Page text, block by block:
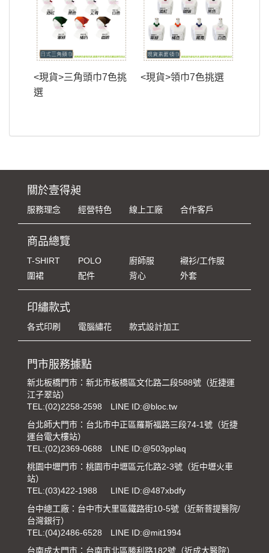
<現貨>三角頭巾7色挑
選
<現貨>領巾7色挑選
關於壹得昶
服務理念 經營特色 線上工廠 合作客戶
商品總覽
T-SHIRT POLO 廚師服
襯衫/工作服
圍裙
配件 背心 外套
印繡款式
各式印刷 電腦繡花 款式設計加工
門市服務據點
新北板橋門市：新北市板橋區文化路二段588號（近捷運
江子翠站）
TEL:(02)2258-2598
LINE ID:@bloc.tw
台北師大門市：台北市中正區羅斯福路三段74-1號（近捷
運台電大樓站）
TEL:(02)2369-0688
LINE ID:@503pplaq
桃園中壢門市：桃園市中壢區元化路2-3號（近中壢火車
站）
TEL:(03)422-1988
LINE ID:@487xbdfy
台中總工廠：台中市大里區鐵路街10-5號（近新菩提醫院/
台灣銀行）
TEL:(04)2486-6528
LINE ID:@mit1994
台南成大門市：台南市北區勝利路182號（近成大醫院）